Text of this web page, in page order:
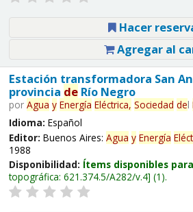
Hacer
Agregar al
Estación transformadora San
provincia deRío Negro
por Agua y Energía Eléctrica, Sociedad del
Idioma: Español
Editor: Buenos Aires: Agua y Energía
1988
Disponibilidad: Ítems disponibles
topográfica: 621.374.5/A282/v.4 (1).